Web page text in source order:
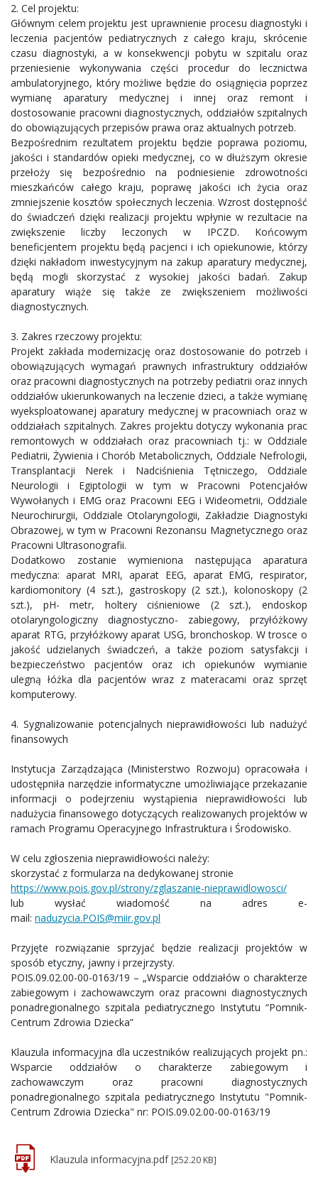
2. Cel projektu:
Głównym celem projektu jest uprawnienie procesu diagnostyki i
leczenia pacjentów pediatrycznych z całego kraju, skrócenie
czasu diagnostyki, a w konsekwencji pobytu w szpitalu oraz
przeniesienie wykonywania części procedur do lecznictwa
ambulatoryjnego, który możliwe będzie do osiągnięcia poprzez
wymianę aparatury medycznej i innej oraz remont i
dostosowanie pracowni diagnostycznych, oddziałów szpitalnych
do obowiązujących przepisów prawa oraz aktualnych potrzeb.
Bezpośrednim rezultatem projektu będzie poprawa poziomu,
jakości i standardów opieki medycznej, co w dłuższym okresie
przełoży się bezpośrednio na podniesienie zdrowotności
mieszkańców całego kraju, poprawę jakości ich życia oraz
zmniejszenie kosztów społecznych leczenia. Wzrost dostępność
do świadczeń dzięki realizacji projektu wpłynie w rezultacie na
zwiększenie liczby leczonych w IPCZD. Końcowym
beneficjentem projektu będą pacjenci i ich opiekunowie, którzy
dzięki nakładom inwestycyjnym na zakup aparatury medycznej,
będą mogli skorzystać z wysokiej jakości badań. Zakup
aparatury wiąże się także ze zwiększeniem możliwości
diagnostycznych.
3. Zakres rzeczowy projektu:
Projekt zakłada modernizację oraz dostosowanie do potrzeb i
obowiązujących wymagań prawnych infrastruktury oddziałów
oraz pracowni diagnostycznych na potrzeby pediatrii oraz innych
oddziałów ukierunkowanych na leczenie dzieci, a także wymianę
wyeksploatowanej aparatury medycznej w pracowniach oraz w
oddziałach szpitalnych. Zakres projektu dotyczy wykonania prac
remontowych w oddziałach oraz pracowniach tj.: w Oddziale
Pediatrii, Żywienia i Chorób Metabolicznych, Oddziale Nefrologii,
Transplantacji Nerek i Nadciśnienia Tętniczego, Oddziale
Neurologii i Egiptologii w tym w Pracowni Potencjałów
Wywołanych i EMG oraz Pracowni EEG i Wideometrii, Oddziale
Neurochirurgii, Oddziale Otolaryngologii, Zakładzie Diagnostyki
Obrazowej, w tym w Pracowni Rezonansu Magnetycznego oraz
Pracowni Ultrasonografii.
Dodatkowo zostanie wymieniona następująca aparatura
medyczna: aparat MRI, aparat EEG, aparat EMG, respirator,
kardiomonitory (4 szt.), gastroskopy (2 szt.), kolonoskopy (2
szt.), pH- metr, holtery ciśnieniowe (2 szt.), endoskop
otolaryngologiczny diagnostyczno- zabiegowy, przyłóżkowy
aparat RTG, przyłóżkowy aparat USG, bronchoskop. W trosce o
jakość udzielanych świadczeń, a także poziom satysfakcji i
bezpieczeństwo pacjentów oraz ich opiekunów wymianie
ulegną łóżka dla pacjentów wraz z materacami oraz sprzęt
komputerowy.
4. Sygnalizowanie potencjalnych nieprawidłowości lub nadużyć
finansowych
Instytucja Zarządzająca (Ministerstwo Rozwoju) opracowała i
udostępniła narzędzie informatyczne umożliwiające przekazanie
informacji o podejrzeniu wystąpienia nieprawidłowości lub
nadużycia finansowego dotyczących realizowanych projektów w
ramach Programu Operacyjnego Infrastruktura i Środowisko.
W celu zgłoszenia nieprawidłowości należy:
skorzystać z formularza na dedykowanej stronie
https://www.pois.gov.pl/strony/zglaszanie-nieprawidlowosci/
lub wysłać wiadomość na adres e-
mail: naduzycia.POIS@miir.gov.pl
Przyjęte rozwiązanie sprzyjać będzie realizacji projektów w
sposób etyczny, jawny i przejrzysty.
POIS.09.02.00-00-0163/19 – „Wsparcie oddziałów o charakterze
zabiegowym i zachowawczym oraz pracowni diagnostycznych
ponadregionalnego szpitala pediatrycznego Instytutu “Pomnik-
Centrum Zdrowia Dziecka”
Klauzula informacyjna dla uczestników realizujących projekt pn.:
Wsparcie oddziałów o charakterze zabiegowym i
zachowawczym oraz pracowni diagnostycznych
ponadregionalnego szpitala pediatrycznego Instytutu "Pomnik-
Centrum Zdrowia Dziecka" nr: POIS.09.02.00-00-0163/19
Klauzula informacyjna.pdf [252.20 KB]